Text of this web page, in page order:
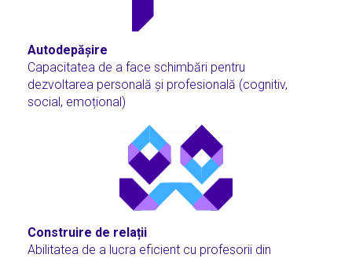
Autodepășire
Capacitatea de a face schimbări pentru
dezvoltarea personală și profesională (cognitiv,
social, emoțional)
Construire de relații
Abilitatea de a lucra eficient cu profesorii din